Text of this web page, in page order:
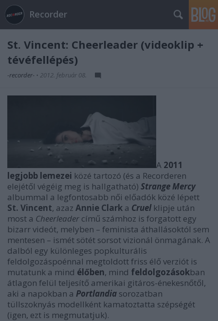
Recorder
St. Vincent: Cheerleader (videoklip +
tévéfellépés)
-recorder- • 2012. február 08.
A 2011
legjobb lemezei közé tartozó (és a Recorderen
elejétől végéig meg is hallgatható) Strange Mercy
albummal a legfontosabb női előadók közé lépett
St. Vincent, azaz Annie Clark a Cruelklipje után
most a Cheerleader című számhoz is forgatott egy
bizarr videót, melyben – feminista áthallásoktól sem
mentesen – ismét sötét sorsot vizionál önmagának. A
dalból egy különleges popkulturális
feldolgozáspoénnal megtoldott friss élő verziót is
mutatunk a mind élőben, mind feldolgozásokban
átlagon felül teljesítő amerikai gitáros-énekesnőtől,
aki a napokban a Portlandia sorozatban
tüllszoknyás modellként kamatoztatta szépségét
(igen, ezt is megmutatjuk).